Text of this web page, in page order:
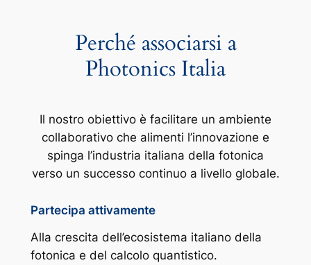
Perché associarsi a
Photonics Italia
Il nostro obiettivo è facilitare un ambiente
collaborativo che alimenti l’innovazione e
spinga l’industria italiana della fotonica
verso un successo continuo a livello globale.
Partecipa attivamente
Alla crescita dell’ecosistema italiano della
fotonica e del calcolo quantistico.